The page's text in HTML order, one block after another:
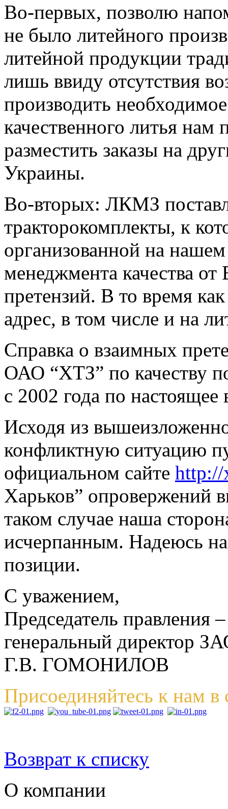
Во-первых, позволю
не было литейного
литейной продукции
лишь ввиду отсутствия
производить
качественного литья
разместить заказы на
Украины.
Во-вторых: ЛКМЗ
тракторокомплекты, к
организованной на
менеджмента качества от
претензий. В то время
адрес, в том числе и на
Справка о взаимных
ОАО “ХТЗ” по качеству
с 2002 года по настоящее
Исходя из
конфликтную ситуацию
официальном сайте http://
Харьков” опровержений
таком случае наша
исчерпанным. Надеюсь
позиции.
С уважением,
Председатель правления
генеральный директор
Г.В. ГОМОНИЛОВ
Присоединяйтесь к нам в
Возврат к списку
О компании